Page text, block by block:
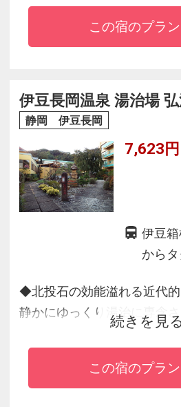
す。
そんな贅沢な時間が八景園
夏はプール、冬は冠雪の富士
ゴ狩りなど観光もお楽しみに
この宿のプラ
伊豆長岡温泉 湯治場
静岡 伊豆長岡
7,623
伊豆
からタ
◆北投石の効能溢れる近代
静かにゆっくり湯治に専念
北投石の天然ラジウム岩盤
相乗効果をご体感ください。
続きを見
この宿のプラ